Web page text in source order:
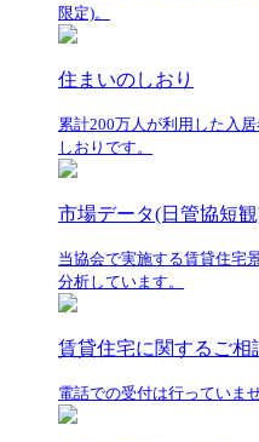
限定)。
住まいのしおり
累計200万人が利用した入
しおりです。
市場データ(日管協短
当協会で実施する賃貸住宅
分析しています。
賃貸住宅に関するご相
電話での受付は行っていま